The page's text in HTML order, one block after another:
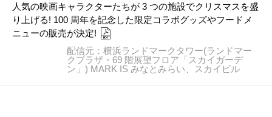
人気の映画キャラクターたちが 3 つの施設でクリスマスを盛
り上げる! 100 周年を記念した限定コラボグッズやフードメ
ニューの販売が決定!
配信元：横浜ランドマークタワー(ランドマー
クプラザ・69 階展望フロア「スカイガーデ
ン」) MARK IS みなとみらい、スカイビル